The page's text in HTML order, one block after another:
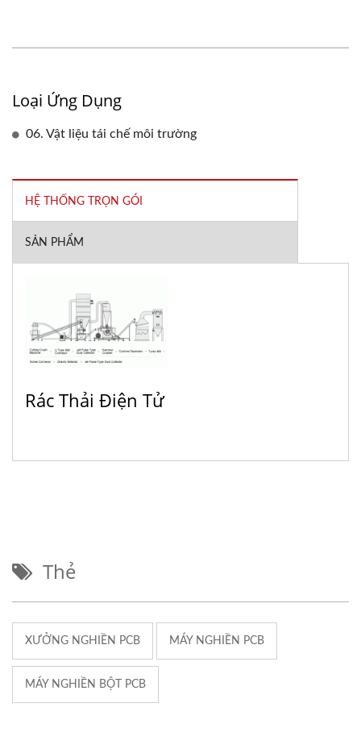
Loại Ứng Dụng
06. Vật liệu tái chế môi trường
HỆ THỐNG TRỌN GÓI
SẢN PHẨM
Rác Thải Điện Tử
Thẻ
XƯỞNG NGHIỀN PCB MÁY NGHIỀN PCB
MÁY NGHIỀN BỘT PCB